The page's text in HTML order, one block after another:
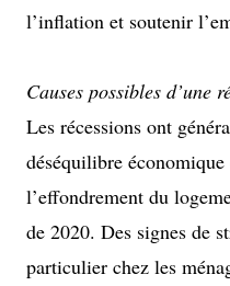
l’inflation et soutenir
Causes possibles d’une
Les récessions ont
déséquilibre
l’effondrement du
de 2020. Des signes de
particulier chez les